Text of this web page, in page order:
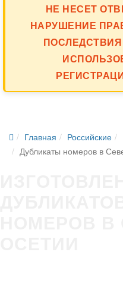
НЕ НЕСЕТ
НАРУШЕНИЕ
Главная Российские
Дубликаты номеров в